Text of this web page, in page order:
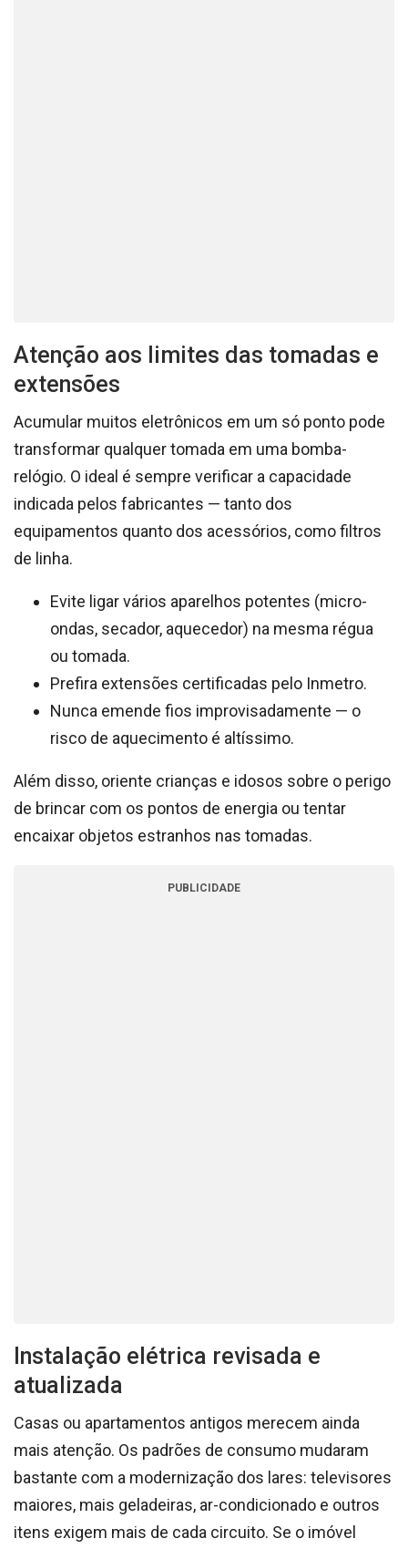
Atenção aos limites das tomadas e
extensões
Acumular muitos eletrônicos em um só ponto pode
transformar qualquer tomada em uma bomba-
relógio. O ideal é sempre verificar a capacidade
indicada pelos fabricantes — tanto dos
equipamentos quanto dos acessórios, como filtros
de linha.
Evite ligar vários aparelhos potentes (micro-
ondas, secador, aquecedor) na mesma régua
ou tomada.
Prefira extensões certificadas pelo Inmetro.
Nunca emende fios improvisadamente — o
risco de aquecimento é altíssimo.
Além disso, oriente crianças e idosos sobre o perigo
de brincar com os pontos de energia ou tentar
encaixar objetos estranhos nas tomadas.
PUBLICIDADE
Instalação elétrica revisada e
atualizada
Casas ou apartamentos antigos merecem ainda
mais atenção. Os padrões de consumo mudaram
bastante com a modernização dos lares: televisores
maiores, mais geladeiras, ar-condicionado e outros
itens exigem mais de cada circuito. Se o imóvel